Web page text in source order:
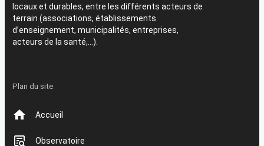
locaux et durables, entre les différents acteurs de
terrain (associations, établissements
d’enseignement, municipalités, entreprises,
acteurs de la santé,…).
Plan du site
Accueil
Observatoire